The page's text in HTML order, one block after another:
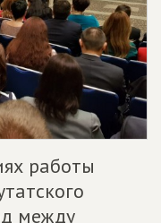
работы
между